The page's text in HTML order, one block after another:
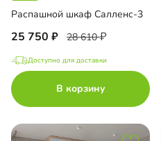
Распашной шкаф Салленс-3
25 750 28 610
Доступно для доставки
В корзину